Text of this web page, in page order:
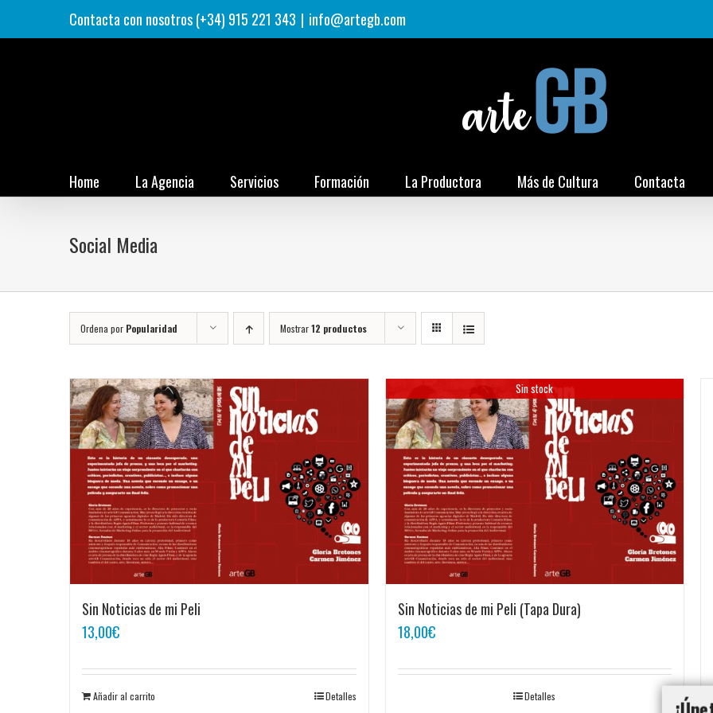
al
Contacta con nosotros (+34) 915 221 343 | info@artegb.com
Home La Agencia Servicios Formación La Productora Más de Cultura Contacta
Social Media
Ordena por Popularidad Mostrar12 productos
Sin Noticias de mi Peli
13,00€
Añadir al carrito Detalles
Sin stock
Sin Noticias de mi Peli (Tapa Dura)
18,00€
Detalles